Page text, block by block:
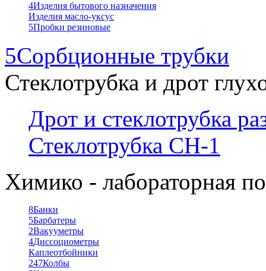
4Изделия бытового назначения
Изделия масло-уксус
5Пробки резиновые
5Сорбционные трубки
Стеклотрубка и дрот
Дрот и стеклотрубка
Стеклотрубка СН-1
Химико - лабораторная
8Банки
5Барбатеры
2Вакууметры
4Диссоциометры
Каплеотбойники
247Колбы